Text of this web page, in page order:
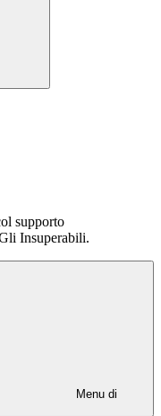
supporto
Insuperabili.
Menu di